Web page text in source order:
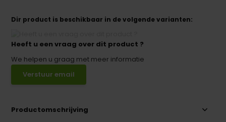
Dir product is beschikbaar in de volgende varianten:
Heeft u een vraag over dit product ?
We helpen u graag met meer informatie
Verstuur email
Productomschrijving